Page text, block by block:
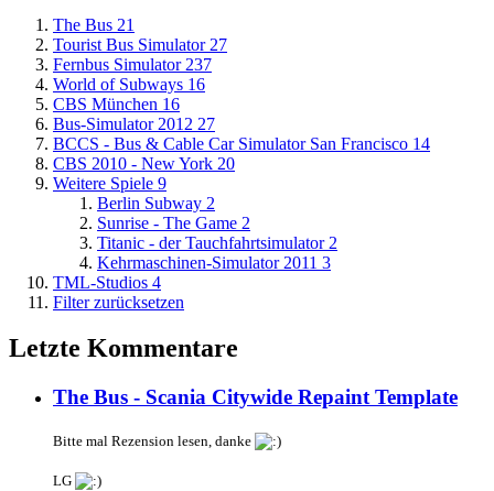
The Bus 21
Tourist Bus Simulator 27
Fernbus Simulator 237
World of Subways 16
CBS München 16
Bus-Simulator 2012 27
BCCS - Bus & Cable Car Simulator San Francisco 14
CBS 2010 - New York 20
Weitere Spiele 9
Berlin Subway 2
Sunrise - The Game 2
Titanic - der Tauchfahrtsimulator 2
Kehrmaschinen-Simulator 2011 3
TML-Studios 4
Filter zurücksetzen
Letzte Kommentare
The Bus - Scania Citywide Repaint Template
Bitte mal Rezension lesen, danke
LG